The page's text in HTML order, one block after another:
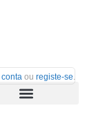
conta ou registe-se.